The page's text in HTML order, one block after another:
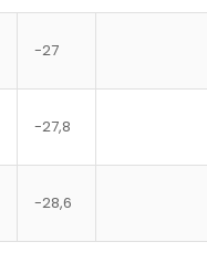
-27
-27,8
-28,6